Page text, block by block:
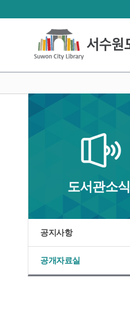
도서관소식
공지사항
공개자료실